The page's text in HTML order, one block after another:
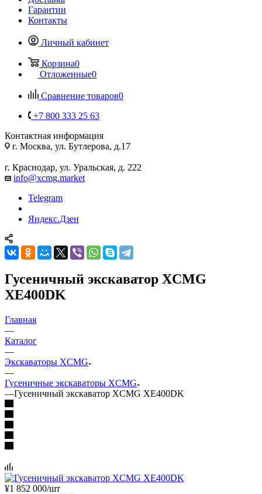
Гарантии
Контакты
Личный кабинет
Корзина0
Отложенные0
Сравнение товаров0
+7 800 333 25 63
Контактная информация
г. Москва, ул. Бутлерова, д.17
г. Краснодар, ул. Уральская, д. 222
info@xcmg.market
Telegram
Яндекс.Дзен
Гусеничный экскаватор XCMG
XE400DK
Главная
—
Каталог
—
Экскаваторы XCMG
—
Гусеничные экскаваторы XCMG
—Гусеничный экскаватор XCMG XE400DK
¥1 852 000/шт